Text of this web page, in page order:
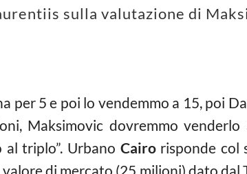
sulla valutazione di
per 5 e poi lo vendemmo a 15, poi
Maksimovic dovremmo
triplo”. Urbano Cairorisponde col
di mercato (25 milioni) dato dal